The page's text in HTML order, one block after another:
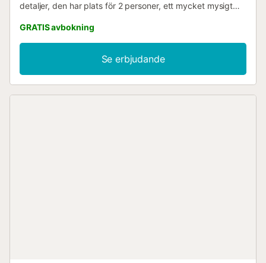
detaljer, den har plats för 2 personer, ett mycket mysigt
Med alla bekvämligheter har den fiber-wifi och ett
skrivbord. Den har alla ingredienser för en unik semester
på Gran Canaria. Denna spektakulära studio, med vacker
inredning och ett oslagbart läge i hjärtat av huvudstaden,
är idealisk för par och affärsresor, då den kan ta emot upp
GRATIS avbokning
Se erbjudande